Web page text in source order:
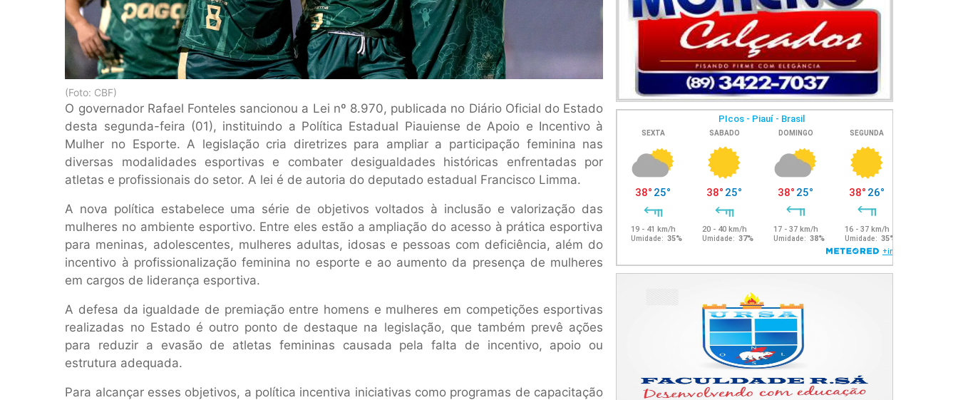
(Foto: CBF)
O governador Rafael Fonteles sancionou a Lei nº 8.970, publicada no Diário Oficial do Estado
desta segunda-feira (01), instituindo a Política Estadual Piauiense de Apoio e Incentivo à
Mulher no Esporte. A legislação cria diretrizes para ampliar a participação feminina nas
diversas modalidades esportivas e combater desigualdades históricas enfrentadas por
atletas e profissionais do setor. A lei é de autoria do deputado estadual Francisco Limma.
A nova política estabelece uma série de objetivos voltados à inclusão e valorização das
mulheres no ambiente esportivo. Entre eles estão a ampliação do acesso à prática esportiva
para meninas, adolescentes, mulheres adultas, idosas e pessoas com deficiência, além do
incentivo à profissionalização feminina no esporte e ao aumento da presença de mulheres
em cargos de liderança esportiva.
A defesa da igualdade de premiação entre homens e mulheres em competições esportivas
realizadas no Estado é outro ponto de destaque na legislação, que também prevê ações
para reduzir a evasão de atletas femininas causada pela falta de incentivo, apoio ou
estrutura adequada.
Para alcançar esses objetivos, a política incentiva iniciativas como programas de capacitação